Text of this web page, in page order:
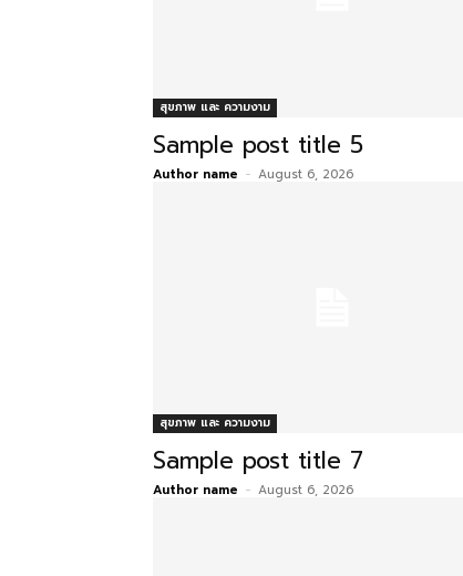
สุขภาพ และ ความงาม
Sample post title 5
Author name - August 6, 2026
สุขภาพ และ ความงาม
Sample post title 7
Author name - August 6, 2026